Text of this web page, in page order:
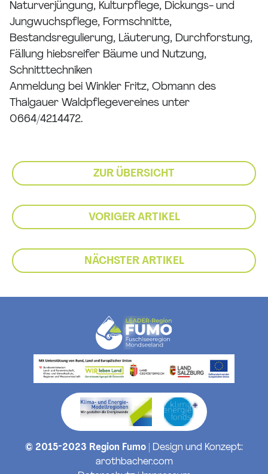
Naturverjüngung, Kulturpflege, Dickungs- und
Jungwuchspflege, Formschnitte,
Bestandsregulierung, Läuterung, Durchforstung,
Fällung hiebsreifer Bäume und Nutzung,
Schnitttechniken
Anmeldung bei Winkler Fritz, Obmann des
Thalgauer Waldpflegevereines unter
0664/4214472.
ZUR ÜBERSICHT
VORIGER ARTIKEL
NÄCHSTER ARTIKEL
© 2015-2023 Region Fumo | Design und Konzept:
arothbacher.com